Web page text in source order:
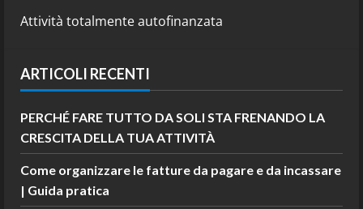
Attività totalmente autofinanzata
ARTICOLI RECENTI
PERCHÉ FARE TUTTO DA SOLI STA FRENANDO LA
CRESCITA DELLA TUA ATTIVITÀ
Come organizzare le fatture da pagare e da incassare
| Guida pratica